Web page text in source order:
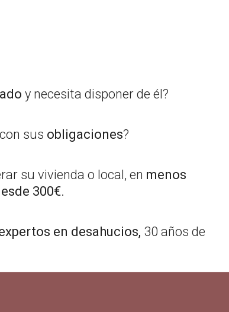
y necesita disponer de él?
sus obligaciones?
su vivienda o local, en menos
300€.
en desahucios, 30 años de